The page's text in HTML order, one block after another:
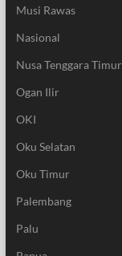
Musi Rawas
Nasional
Nusa Tenggara Timur
Ogan Ilir
OKI
Oku Selatan
Oku Timur
Palembang
Palu